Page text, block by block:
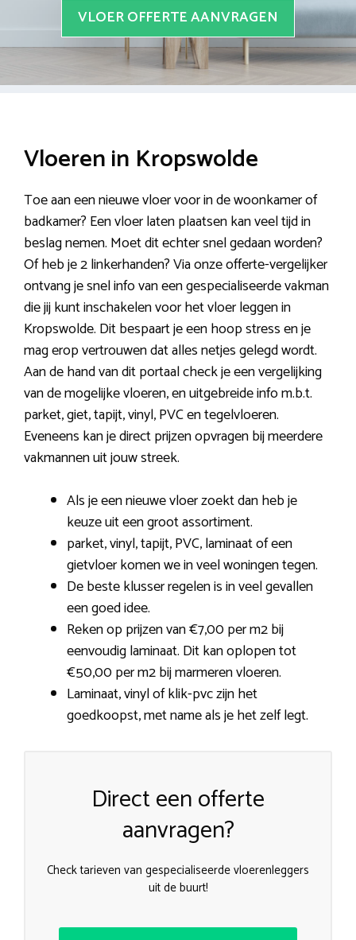
VLOER OFFERTE AANVRAGEN
Vloeren in Kropswolde
Toe aan een nieuwe vloer voor in de woonkamer of
badkamer? Een vloer laten plaatsen kan veel tijd in
beslag nemen. Moet dit echter snel gedaan worden?
Of heb je 2 linkerhanden? Via onze offerte-vergelijker
ontvang je snel info van een gespecialiseerde vakman
die jij kunt inschakelen voor het vloer leggen in
Kropswolde. Dit bespaart je een hoop stress en je
mag erop vertrouwen dat alles netjes gelegd wordt.
Aan de hand van dit portaal check je een vergelijking
van de mogelijke vloeren, en uitgebreide info m.b.t.
parket, giet, tapijt, vinyl, PVC en tegelvloeren.
Eveneens kan je direct prijzen opvragen bij meerdere
vakmannen uit jouw streek.
Als je een nieuwe vloer zoekt dan heb je
keuze uit een groot assortiment.
parket, vinyl, tapijt, PVC, laminaat of een
gietvloer komen we in veel woningen tegen.
De beste klusser regelen is in veel gevallen
een goed idee.
Reken op prijzen van €7,00 per m2 bij
eenvoudig laminaat. Dit kan oplopen tot
€50,00 per m2 bij marmeren vloeren.
Laminaat, vinyl of klik-pvc zijn het
goedkoopst, met name als je het zelf legt.
Direct een offerte
aanvragen?
Check tarieven van gespecialiseerde vloerenleggers
uit de buurt!